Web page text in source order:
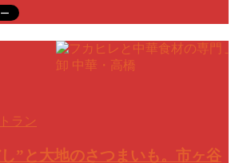
ラン
”と大地のさつまいも。市ヶ谷